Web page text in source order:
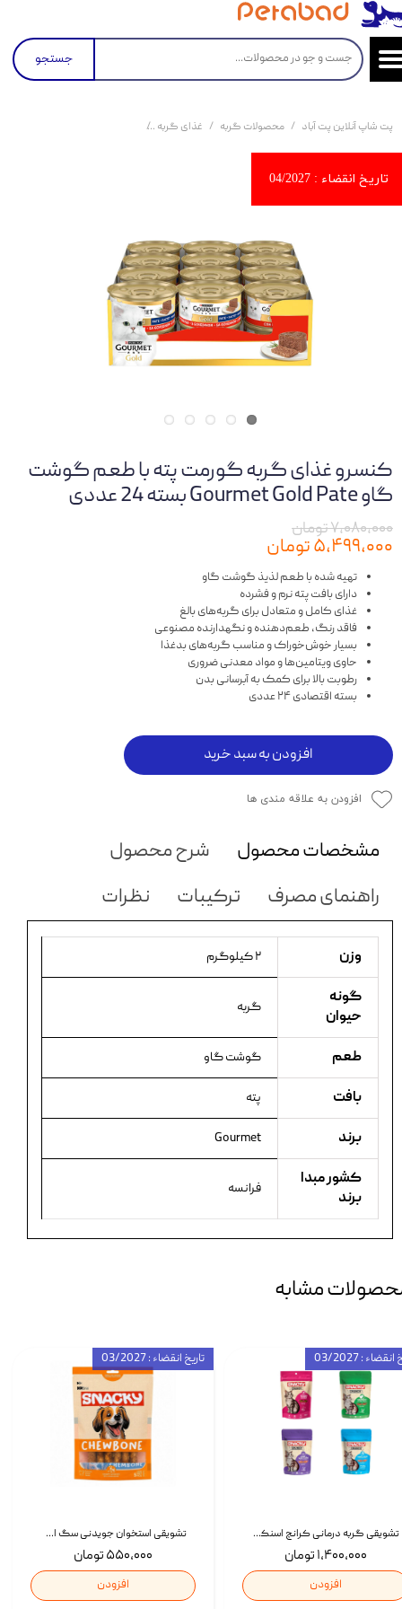
جستجو
پت شاپ آنلاین پت آباد محصولات گربه غذای گربه
کنسرو غذای گربه گورمت پته با طعم گوشت
گاو Gourmet Gold Pate بسته 24 عددی
۷,۰۸۰,۰۰۰ تومان
۵,۴۹۹,۰۰۰ تومان
تهیه شده با طعم لذیذ گوشت گاو
دارای بافت پته نرم و فشرده
غذای کامل و متعادل برای گربه‌های بالغ
فاقد رنگ، طعم‌دهنده و نگهدارنده مصنوعی
بسیار خوش‌خوراک و مناسب گربه‌های بدغذا
حاوی ویتامین‌ها و مواد معدنی ضروری
رطوبت بالا برای کمک به آبرسانی بدن
بسته اقتصادی ۲۴ عددی
افزودن به سبد خرید
افزودن به علاقه مندی ها
مشخصات محصول
شرح محصول
راهنمای مصرف
ترکیبات نظرات
وزن ۲ کیلوگرم
گونه
حیوان
گربه
طعم گوشت گاو
بافت پته
برند Gourmet
کشور مبدا
برند
فرانسه
مشابه
تشویقی استخوان جویدنی سگ اسنکی کرانچی با طعم مرغ Snacky Crunchy Munchy وزن 100 گرم
۵۵۰,۰۰۰ تومان
افزودن
تاریخ انقضاء : 03/2027
تشویقی گربه درمانی کرانچ اسنکی با طعم میکس Snacky Crunch Cat Treats وزن 60 گرم بسته 4 عددی
۱,۴۰۰,۰۰۰ تومان
افزودن
: 03/2027